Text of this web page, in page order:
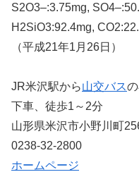
S2O3–:3.75mg,
H2SiO3:92.4mg,
（平成21年1月26日）
JR米沢駅から山交バス
下車、徒歩1～2分
山形県米沢市小野川町
0238-32-2800
ホームページ